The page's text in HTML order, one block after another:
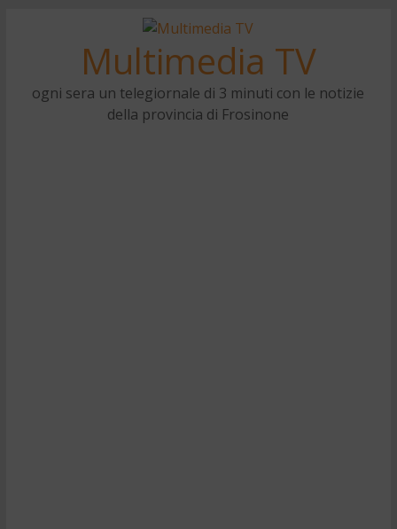
Multimedia TV
ogni sera un telegiornale di 3 minuti con le notizie
della provincia di Frosinone